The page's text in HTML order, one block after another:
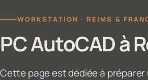
WORKSTATION · REIMS &
PC AutoCAD à
Cette page est dédiée à